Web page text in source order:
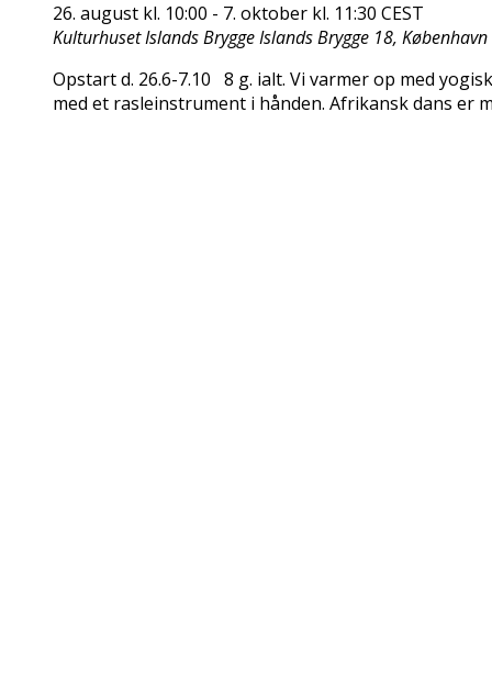
26. august kl. 10:00 - 7. oktober kl. 11:30 CEST
Kulturhuset Islands BryggeIslands Brygge 18,
Opstart d. 26.6-7.10 8 g. ialt. Vi varmer op med
med et rasleinstrument i hånden. Afrikansk dans er